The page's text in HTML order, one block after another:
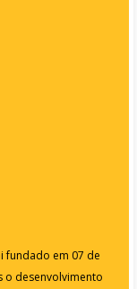
fundado em 07 de
o desenvolvimento